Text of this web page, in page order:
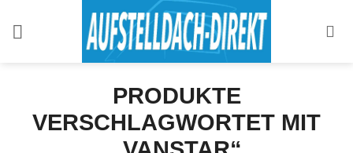
Inhalt
PRODUKTE
VERSCHLAGWORTET MIT